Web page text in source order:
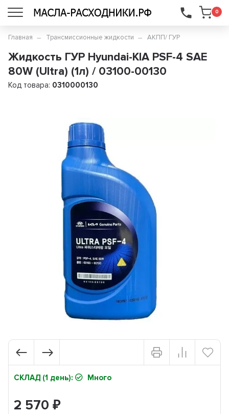
0
...
Главная Трансмиссионные жидкости АКПП/ ГУР
Жидкость ГУР Hyundai-KIA PSF-4 SAE
80W (Ultra) (1л) / 03100-00130
Код товара: 0310000130
СКЛАД (1 день): Много
2 570₽